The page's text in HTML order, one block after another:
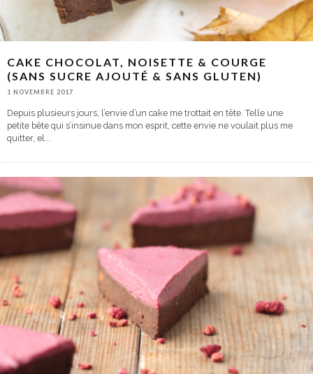
CAKE CHOCOLAT, NOISETTE & COURGE
(SANS SUCRE AJOUTÉ & SANS GLUTEN)
1 NOVEMBRE 2017
Depuis plusieurs jours, l’envie d’un cake me trottait en tête. Telle une
petite bête qui s’insinue dans mon esprit, cette envie ne voulait plus me
quitter, el